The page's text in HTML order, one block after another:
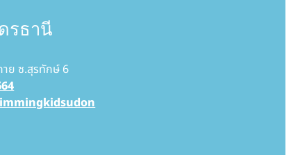
รธานี
ย ซ.สุรทักษ์ 6